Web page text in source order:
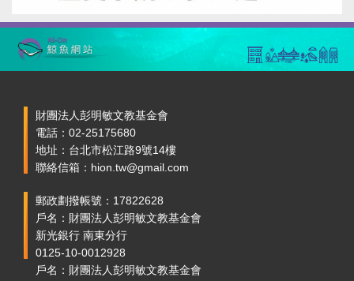
財團法人彭明敏文教基金會
電話：02-25175680
地址：台北市松江路9號14樓
聯絡信箱：hion.tw@gmail.com
郵政劃撥帳號：17822628
戶名：財團法人彭明敏文教基金會
新光銀行 南東分行
0125-10-0012928
戶名：財團法人彭明敏文教基金會